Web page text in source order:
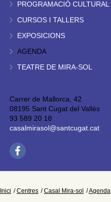
PROGRAMACIÓ CULTURAL
CURSOS I TALLERS
EXPOSICIONS
AGENDA
TEATRE DE MIRA-SOL
Carrer de Mallorca, 42
08195 Sant Cugat del Vallès
93 589 20 18
casalmirasol@santcugat.cat
Inici Centres Casal Mira-sol Agenda